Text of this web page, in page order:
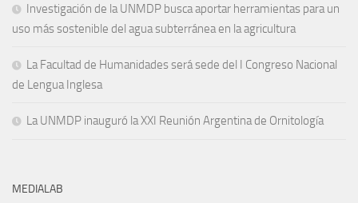
Investigación de la UNMDP busca aportar herramientas para un
uso más sostenible del agua subterránea en la agricultura
La Facultad de Humanidades será sede del I Congreso Nacional
de Lengua Inglesa
La UNMDP inauguró la XXI Reunión Argentina de Ornitología
MEDIALAB